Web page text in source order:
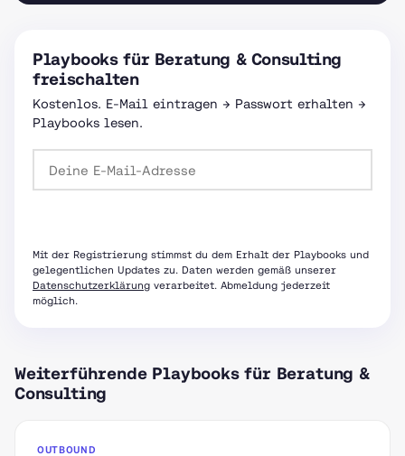
Playbooks für Beratung & Consulting
freischalten
Kostenlos. E-Mail eintragen → Passwort erhalten →
Playbooks lesen.
Mit der Registrierung stimmst du dem Erhalt der Playbooks und
gelegentlichen Updates zu. Daten werden gemäß unserer
Datenschutzerklärung verarbeitet. Abmeldung jederzeit
möglich.
Weiterführende Playbooks für Beratung &
Consulting
OUTBOUND